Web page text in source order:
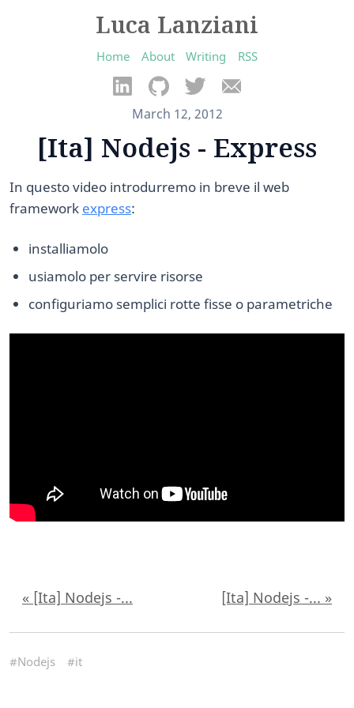
Luca Lanziani
Home About Writing RSS
March 12, 2012
[Ita] Nodejs - Express
In questo video introdurremo in breve il web
framework express:
installiamolo
usiamolo per servire risorse
configuriamo semplici rotte fisse o parametriche
« [Ita] Nodejs -... [Ita] Nodejs -... »
#Nodejs #it